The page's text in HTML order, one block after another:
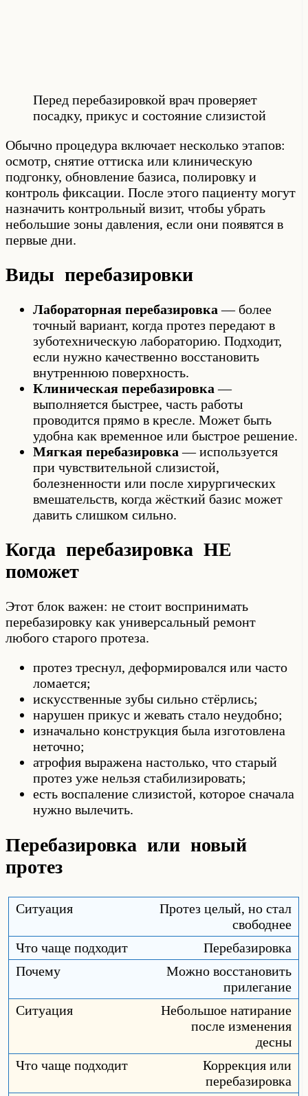
Перед перебазировкой врач проверяет
посадку, прикус и состояние слизистой
Обычно процедура включает несколько этапов:
осмотр, снятие оттиска или клиническую
подгонку, обновление базиса, полировку и
контроль фиксации. После этого пациенту могут
назначить контрольный визит, чтобы убрать
небольшие зоны давления, если они появятся в
первые дни.
Виды перебазировки
Лабораторная перебазировка — более
точный вариант, когда протез передают в
зуботехническую лабораторию. Подходит,
если нужно качественно восстановить
внутреннюю поверхность.
Клиническая перебазировка —
выполняется быстрее, часть работы
проводится прямо в кресле. Может быть
удобна как временное или быстрое решение.
Мягкая перебазировка — используется
при чувствительной слизистой,
болезненности или после хирургических
вмешательств, когда жёсткий базис может
давить слишком сильно.
Когда перебазировка НЕ
поможет
Этот блок важен: не стоит воспринимать
перебазировку как универсальный ремонт
любого старого протеза.
протез треснул, деформировался или часто
ломается;
искусственные зубы сильно стёрлись;
нарушен прикус и жевать стало неудобно;
изначально конструкция была изготовлена
неточно;
атрофия выражена настолько, что старый
протез уже нельзя стабилизировать;
есть воспаление слизистой, которое сначала
нужно вылечить.
Перебазировка или новый
протез
Протез целый, но стал
свободнее
Перебазировка
Можно восстановить
прилегание
Небольшое натирание
после изменения
десны
Коррекция или
перебазировка